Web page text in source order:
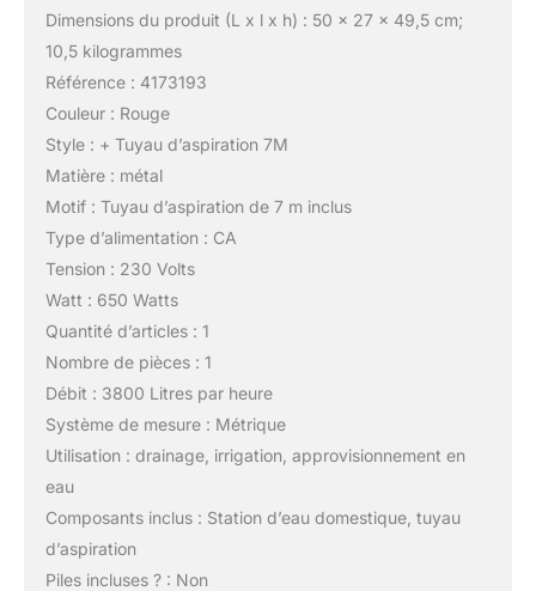
Dimensions du produit (L x l x h) : 50 x 27 x 49,5 cm;
10,5 kilogrammes
Référence : 4173193
Couleur : Rouge
Style : + Tuyau d’aspiration 7M
Matière : métal
Motif : Tuyau d’aspiration de 7 m inclus
Type d’alimentation : CA
Tension : 230 Volts
Watt : 650 Watts
Quantité d’articles : 1
Nombre de pièces : 1
Débit : 3800 Litres par heure
Système de mesure : Métrique
Utilisation : drainage, irrigation, approvisionnement en
eau
Composants inclus : Station d’eau domestique, tuyau
d’aspiration
Piles incluses ? : Non